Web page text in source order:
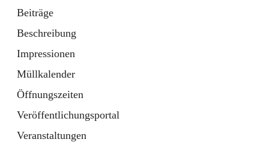
Beiträge
Beschreibung
Impressionen
Müllkalender
Öffnungszeiten
Veröffentlichungsportal
Veranstaltungen
1 Schnellzugriff
Bürgerservice
10 Schnellzugriffe